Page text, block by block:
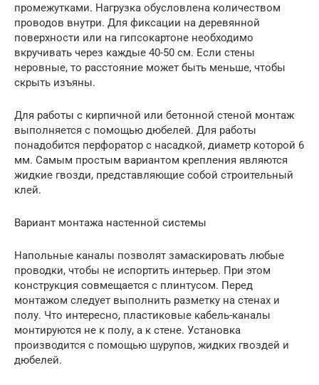
промежутками. Нагрузка обусловлена количеством
проводов внутри. Для фиксации на деревянной
поверхности или на гипсокартоне необходимо
вкручивать через каждые 40-50 см. Если стены
неровные, то расстояние может быть меньше, чтобы
скрыть изъяны.
Для работы с кирпичной или бетонной стеной монтаж
выполняется с помощью дюбелей. Для работы
понадобится перфоратор с насадкой, диаметр которой 6
мм. Самым простым вариантом крепления являются
жидкие гвозди, представляющие собой строительный
клей.
Вариант монтажа настенной системы
Напольные каналы позволят замаскировать любые
проводки, чтобы не испортить интерьер. При этом
конструкция совмещается с плинтусом. Перед
монтажом следует выполнить разметку на стенах и
полу. Что интересно, пластиковые кабель-каналы
монтируются не к полу, а к стене. Установка
производится с помощью шурупов, жидких гвоздей и
дюбелей.